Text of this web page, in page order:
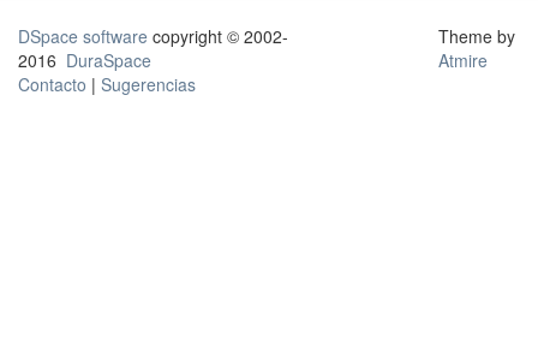
DSpace software copyright © 2002-
2016 DuraSpace
Contacto | Sugerencias
Theme by
Atmire